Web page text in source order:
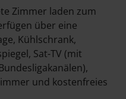
Zimmer laden zum
über eine
Kühlschrank,
Sat-TV (mit
und kostenfreies